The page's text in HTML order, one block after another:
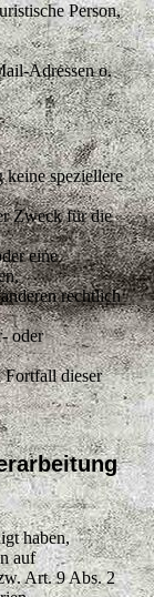
Person,
Adressen o.
keine speziellere
Zweck für die
eine
rechtlich
oder
Fortfall dieser
haben,
auf
Art. 9 Abs. 2